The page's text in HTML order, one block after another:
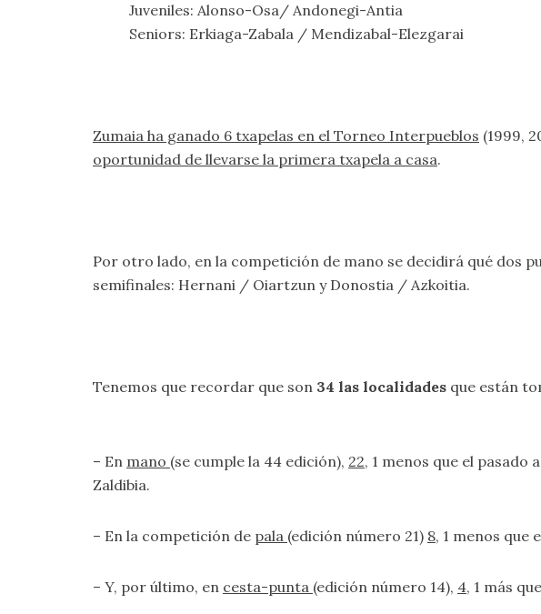
Juveniles: Alonso-Osa/ Andonegi-Antia
Seniors: Erkiaga-Zabala / Mendizabal-Elezgarai
Zumaia ha ganado 6 txapelas en el Torneo Interpueblos (1999,
oportunidad de llevarse la primera txapela a casa.
Por otro lado, en la competición de mano se decidirá qué dos
semifinales: Hernani / Oiartzun y Donostia / Azkoitia.
Tenemos que recordar que son 34 las localidades que están
– En mano (se cumple la 44 edición), 22, 1 menos que el pasado
Zaldibia.
– En la competición de pala (edición número 21) 8, 1 menos que
– Y, por último, en cesta-punta (edición número 14), 4, 1 más